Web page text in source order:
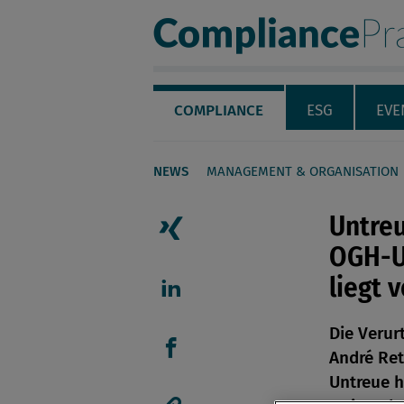
Compliance
Servicenavigation
Navigation
COMPLIANCE ESG
NEWS MANAGEMENT & ORGANISATION
Seiteninhalt
Artikel auf Xing teilen
Artikel auf Facebook
OGH-
liegt
Die
André
Untreue